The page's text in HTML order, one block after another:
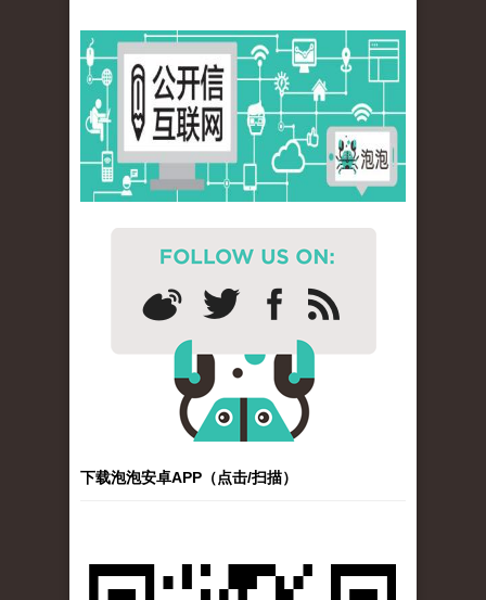
下载泡泡安卓APP（点击/扫描）